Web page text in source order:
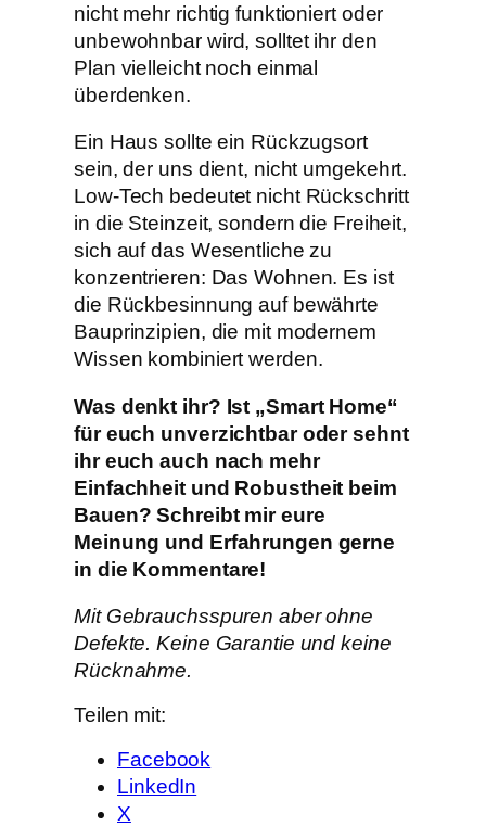
nicht mehr richtig funktioniert oder
unbewohnbar wird, solltet ihr den
Plan vielleicht noch einmal
überdenken.
​Ein Haus sollte ein Rückzugsort
sein, der uns dient, nicht umgekehrt.
Low-Tech bedeutet nicht Rückschritt
in die Steinzeit, sondern die Freiheit,
sich auf das Wesentliche zu
konzentrieren: Das Wohnen. Es ist
die Rückbesinnung auf bewährte
Bauprinzipien, die mit modernem
Wissen kombiniert werden.
Was denkt ihr? Ist „Smart Home“
für euch unverzichtbar oder sehnt
ihr euch auch nach mehr
Einfachheit und Robustheit beim
Bauen? Schreibt mir eure
Meinung und Erfahrungen gerne
in die Kommentare!
Mit Gebrauchsspuren aber ohne
Defekte. Keine Garantie und keine
Rücknahme.
Teilen mit:
Facebook
LinkedIn
X